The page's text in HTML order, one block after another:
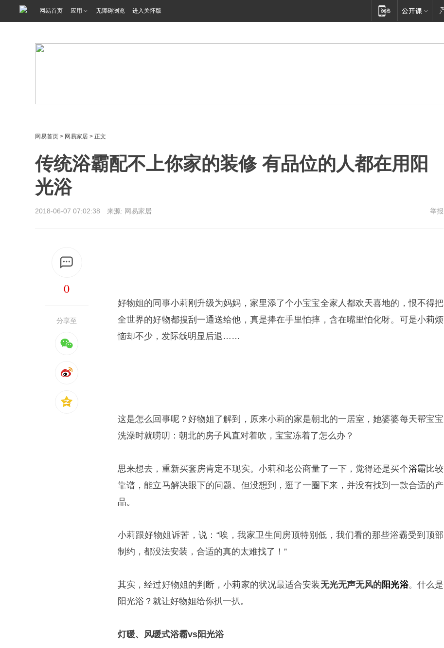
网易首页 应用 无障碍浏览 进入关怀版
网易首页 > 网易家居 > 正文
传统浴霸配不上你家的装修 有品位的人都在用阳
光浴
2018-06-07 07:02:38 来源: 网易家居 举报
0
分享至
好物姐的同事小莉刚升级为妈妈，家里添了个小宝宝全家人都欢天喜地的，恨不得把
全世界的好物都搜刮一通送给他，真是捧在手里怕摔，含在嘴里怕化呀。可是小莉烦
恼却不少，发际线明显后退……
这是怎么回事呢？好物姐了解到，原来小莉的家是朝北的一居室，她婆婆每天帮宝宝
洗澡时就唠叨：朝北的房子风直对着吹，宝宝冻着了怎么办？
思来想去，重新买套房肯定不现实。小莉和老公商量了一下，觉得还是买个浴霸 比较
靠谱，能立马解决眼下的问题。但没想到，逛了一圈下来，并没有找到一款合适的产
品。
小莉跟好物姐诉苦，说：“唉，我家卫生间房顶特别低，我们看的那些浴霸受到顶部
制约，都没法安装，合适的真的太难找了！”
其实，经过好物姐的判断，小莉家的状况最适合安装无光无声无风的阳光浴。什么是
阳光浴？就让好物姐给你扒一扒。
灯暖、风暖式浴霸vs阳光浴